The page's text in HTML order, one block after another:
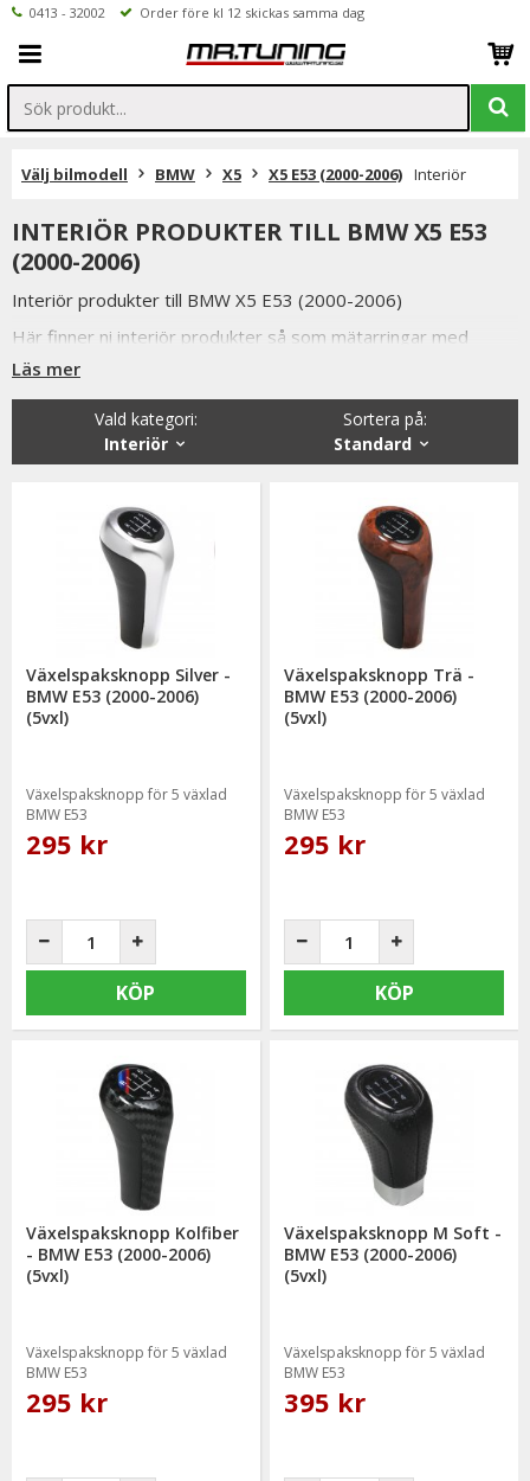
0413 - 32002 Order före kl 12 skickas samma dag
Välj bilmodell BMW X5 X5 E53 (2000-2006) Interiör
INTERIÖR PRODUKTER TILL BMW X5 E53
(2000-2006)
Interiör produkter till BMW X5 E53 (2000-2006)
Här finner ni interiör produkter så som mätarringar med
mera.
Läs mer
Sortera på:
Standard
Vald kategori:
Interiör
Växelspaksknopp Silver -
BMW E53 (2000-2006)
(5vxl)
Växelspaksknopp för 5 växlad
BMW E53
295 kr
KÖP
Växelspaksknopp Trä -
BMW E53 (2000-2006)
(5vxl)
Växelspaksknopp för 5 växlad
BMW E53
295 kr
KÖP
Växelspaksknopp Kolfiber
- BMW E53 (2000-2006)
(5vxl)
Växelspaksknopp för 5 växlad
BMW E53
295 kr
Växelspaksknopp M Soft -
BMW E53 (2000-2006)
(5vxl)
Växelspaksknopp för 5 växlad
BMW E53
395 kr